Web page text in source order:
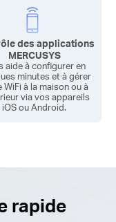
des applications
MERCUSYS
aide à configurer en
minutes et à gérer
WiFi à la maison ou à
via vos appareils
iOS ou Android.
rapide